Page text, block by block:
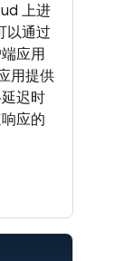
上进
以通过
应用
用提供
迟时
应的